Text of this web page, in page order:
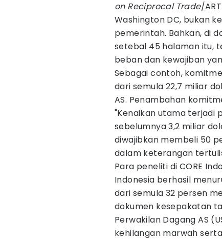
on Reciprocal Trade/
Washington DC, bukan
pemerintah. Bahkan, di
setebal 45 halaman itu,
beban dan kewajiban
Sebagai contoh,
dari semula 22,7 miliar
AS. Penambahan
"Kenaikan utama terjadi
sebelumnya 3,2 miliar
diwajibkan membeli 50
dalam keterangan
Para peneliti di CORE
Indonesia berhasil
dari semula 32 persen
dokumen kesepakatan
Perwakilan Dagang AS
kehilangan marwah